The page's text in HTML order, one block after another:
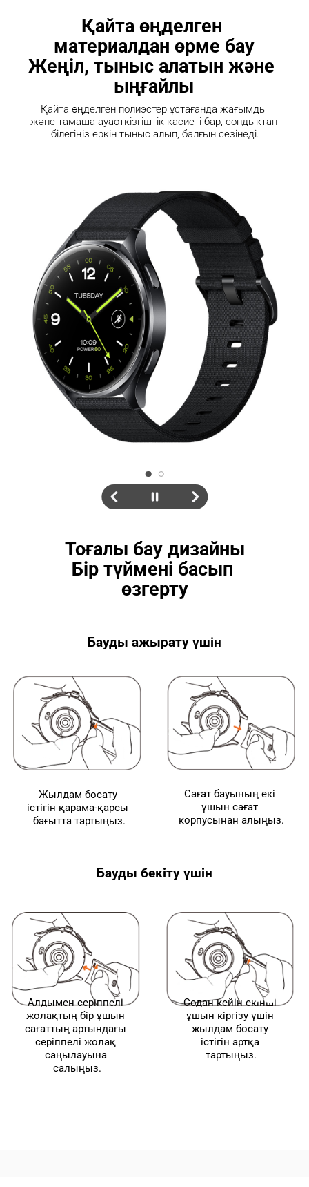
Қайта өңделген
материалдан өрме бау
Жеңіл, тыныс алатын және
ыңғайлы
Қайта өңделген полиэстер ұстағанда жағымды
және тамаша ауаөткізгіштік қасиеті бар, сондықтан
білегіңіз еркін тыныс алып, балғын сезінеді.
Тоғалы бау дизайны
Бір түймені басып
өзгерту
Бауды ажырату үшін
Жылдам босату
істігін қарама-қарсы
бағытта тартыңыз.
Сағат бауының екі
ұшын сағат
корпусынан алыңыз.
Бауды бекіту үшін
Алдымен серіппелі
жолақтың бір ұшын
сағаттың артындағы
серіппелі жолақ
саңылауына
салыңыз.
Содан кейін екінші
ұшын кіргізу үшін
жылдам босату
істігін артқа
тартыңыз.